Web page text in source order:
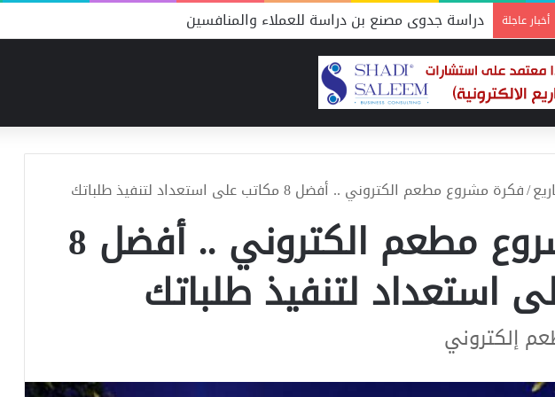
أخبار عاجلة دراسة جدوى مصنع بن دراسة للعملاء والمنافسين
/فكرة مشروع مطعم الكتروني .. أفضل 8 مكاتب على استعداد لتنفيذ طلباتك
فكرة مشروع مطعم الكتروني .. أفضل 8
استعداد لتنفيذ طلباتك
إلكتروني